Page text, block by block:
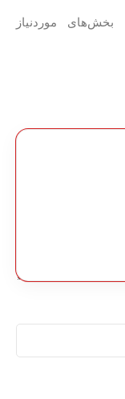
بخش‌های موردنیاز